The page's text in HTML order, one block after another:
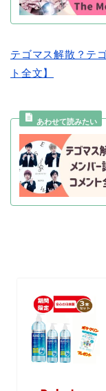
テゴマス解散？テ
ト全文】